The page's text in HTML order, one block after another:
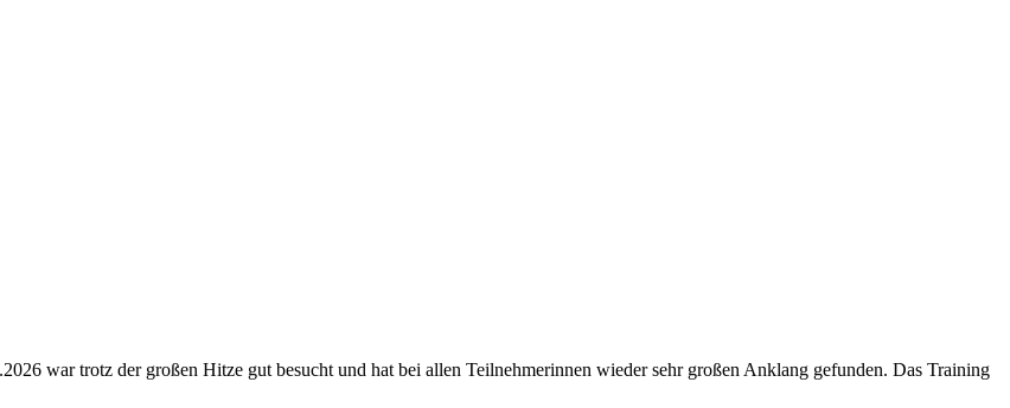
war trotz der großen Hitze gut besucht und hat bei allen Teilnehmerinnen wieder sehr großen Anklang gefunden. Das Training